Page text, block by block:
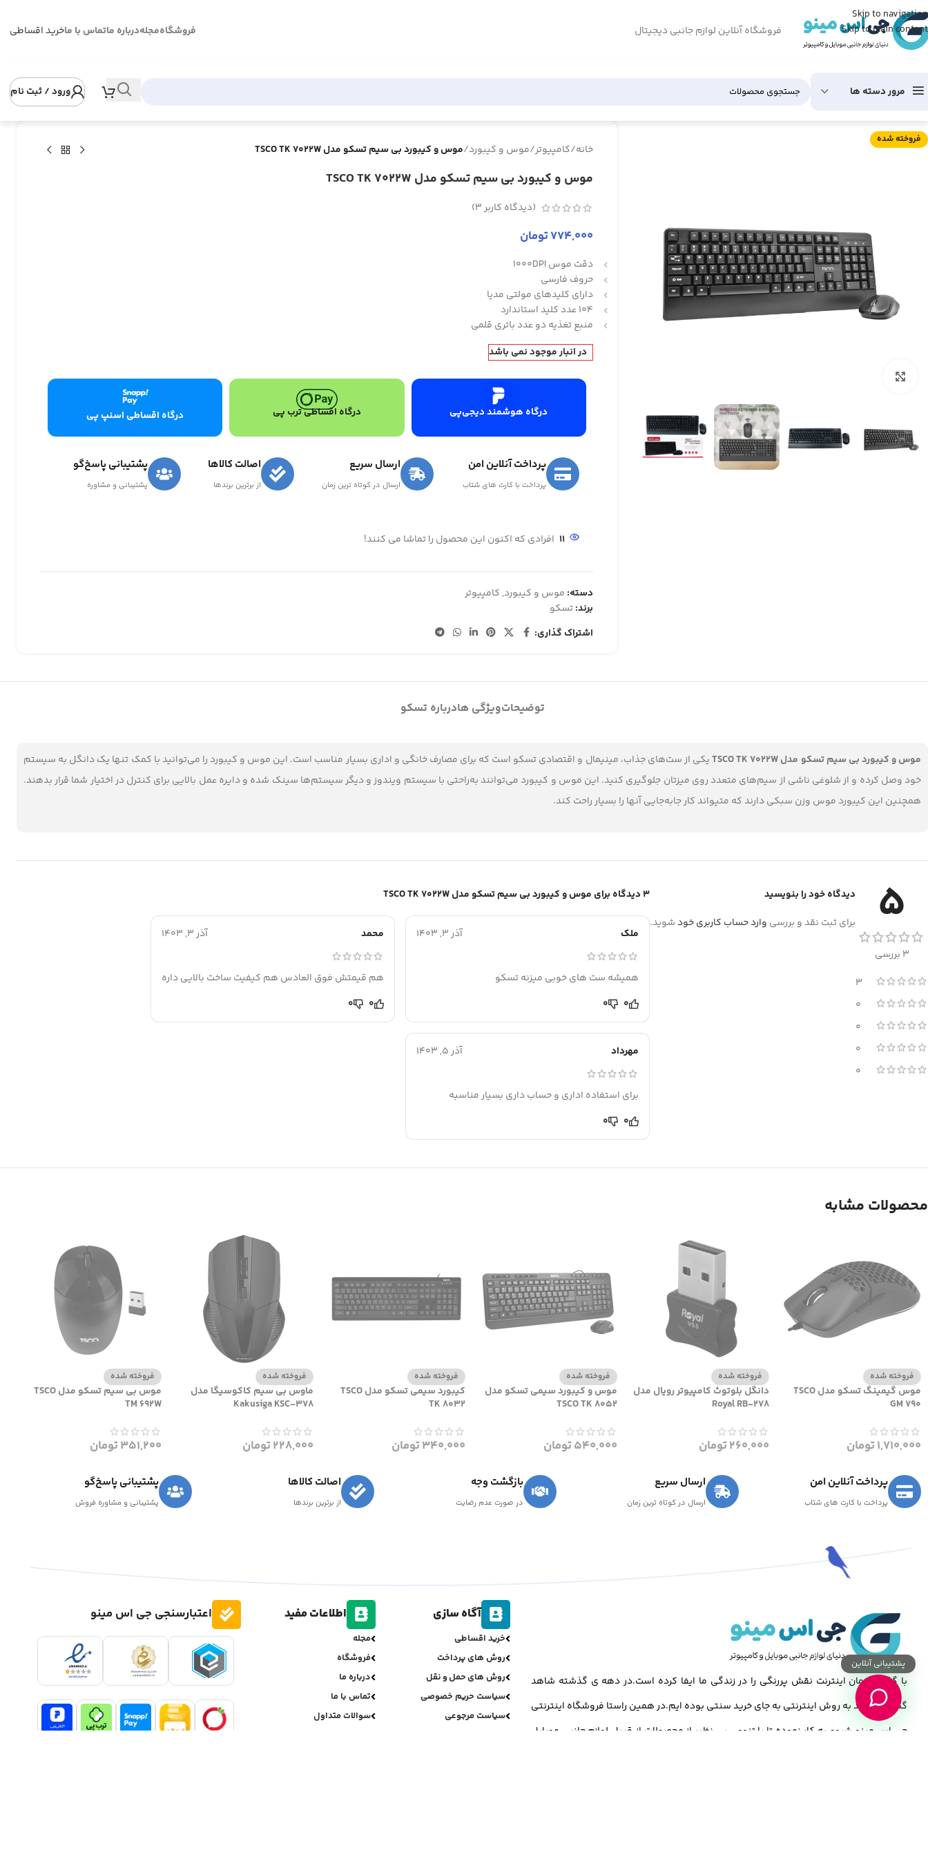
Skip to navigation
Skip to main content
فروشگاه آنلاین لوازم جانبی دیجیتال فروشگاهمجلهدرباره ماتماس با ماخرید اقساطی
مرور دسته ها ورود / ثبت نام
فروخته شده
خانه/کامپیوتر/موس و کیبورد/موس و کیبورد بی سیم تسکو مدل TSCO TK 7022W
موس و کیبورد بی سیم تسکو مدل TSCO TK 7022W
(دیدگاه کاربر3
)
774,000تومان
دقت موس 1000DPI
حروف فارسی
دارای کلیدهای مولتی مدیا
104 عدد کلید استاندارد
منبع تغذیه دو عدد باتری قلمی
در انبار موجود نمی باشد
درگاه هوشمند دیجی‌پی درگاه اقساطی ترب پی درگاه اقساطی اسنپ پی
پرداخت آنلاین امن
پرداخت با کارت های شتاب
ارسال سریع
ارسال در کوتاه ترین زمان
اصالت کالاها
از برترین برندها
پشتیبانی پاسخ‌گو
پشتیبانی و مشاوره
11 افرادی که اکنون این محصول را تماشا می کنند!
دسته: موس و کیبورد, کامپیوتر
برند:تسکو
اشتراک گذاری:
توضیحاتویژگی هادرباره تسکو
موس و کیبورد بی سیم تسکو مدل TSCO TK 7022W
یکی از ست‌های جذاب، مینیمال و اقتصادی تسکو است که برای مصارف خانگی و اداری بسیار مناسب است. این موس و کیبورد را می‌توانید با کمک تنها یک دانگل به سیستم
خود وصل کرده و از شلوغی ناشی از سیم‌های متعدد روی میزتان جلوگیری کنید. این موس و کیبورد می‌توانند به‌راحتی با سیستم ویندوز و دیگر سیستم‌ها سینک شده و دایره عمل بالایی برای کنترل در اختیار شما قرار بدهند.
همچنین این کیبورد موس وزن سبکی دارند که متیواند کار جابه‌جایی آنها را بسیار راحت کند.
5
3 بررسی
3
0
0
0
0
3 دیدگاه برای موس و کیبورد بی سیم تسکو مدل TSCO TK 7022W
ملک آذر 3, 1403
همیشه ست های خوبی میزنه تسکو
0
0
محمد آذر 3, 1403
هم قیمتش فوق العادس هم کیفیت ساخت بالایی داره
0
0
مهرداد آذر 5, 1403
برای استفاده اداری و حساب داری بسیار مناسبه
0
0
دیدگاه خود را بنویسید
برای ثبت نقد و بررسی وارد حساب کاربری خودشوید.
محصولات مشابه
فروخته شده
موس گیمینگ تسکو مدل TSCO
GM 790
1,710,000تومان
فروخته شده
دانگل بلوتوث کامپیوتر رویال مدل
Royal RB-278
260,000تومان
فروخته شده
موس و کیبورد سیمی تسکو مدل
TSCO TK 8052
540,000تومان
فروخته شده
کیبورد سیمی تسکو مدل TSCO
TK 8032
340,000تومان
فروخته شده
ماوس بی سیم کاکوسیگا مدل
Kakusiga KSC-378
228,000تومان
فروخته شده
موس بی سیم تسکو مدل TSCO
TM 692W
351,200تومان
پرداخت آنلاین امن
پرداخت با کارت های شتاب
ارسال سریع
ارسال در کوتاه ترین زمان
بازگشت وجه
در صورت عدم رضایت
اصالت کالاها
از برترین برندها
پشتیبانی پاسخ‌گو
پشتیبانی و مشاوره فروش
با گذشت زمان اینترنت نقش پررنگی را در زندگی ما ایفا کرده است.در دهه ی گذشته شاهد
گسترش خرید به روش اینترنتی به جای خرید سنتی بوده ایم.در همین راستا فروشگاه اینترنتی
جی اس مینو شروع به کار نموده تا با تنوعی بی نظیر از محصولات از قبیل لوازم جانبی موبایل
آگاه سازی
خرید اقساطی
روش های پرداخت
روش های حمل و نقل
سیاست حریم خصوصی
سیاست مرجوعی
اطلاعات مفید
مجله
فروشگاه
درباره ما
تماس با ما
سوالات متداول
اعتبارسنجی جی اس مینو
پشتیبانی آنلاین